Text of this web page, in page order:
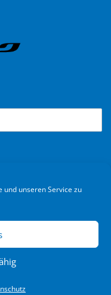
und unseren Service zu
reserved